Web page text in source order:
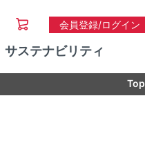
会員登録/ログイン
サステナビリティ
Top